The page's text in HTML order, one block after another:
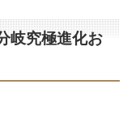
岐究極進化お